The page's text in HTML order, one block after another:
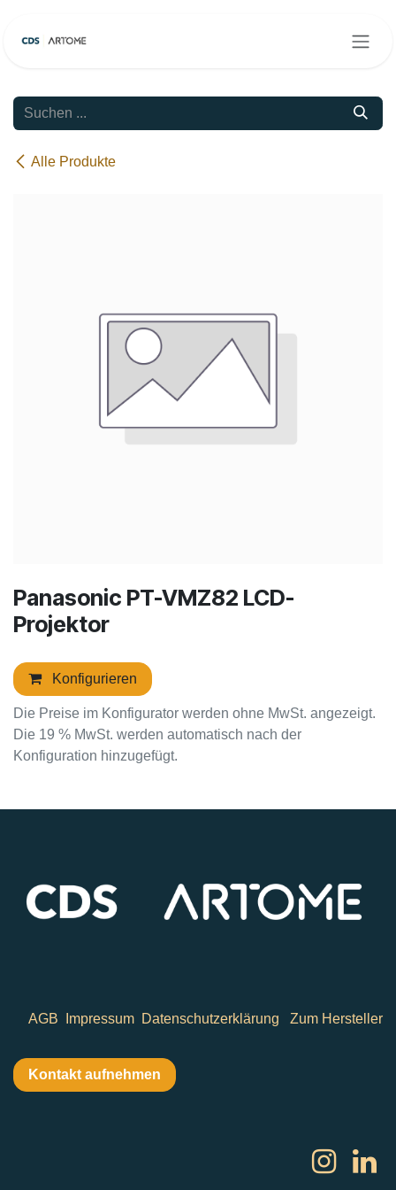
Alle Produkte
Panasonic PT-VMZ82 LCD-
Projektor
Konfigurieren
Die Preise im Konfigurator werden ohne MwSt. angezeigt.
Die 19 % MwSt. werden automatisch nach der
Konfiguration hinzugefügt.
AGB Impressum Datenschutzerklärung Zum Hersteller
Kontakt aufnehmen